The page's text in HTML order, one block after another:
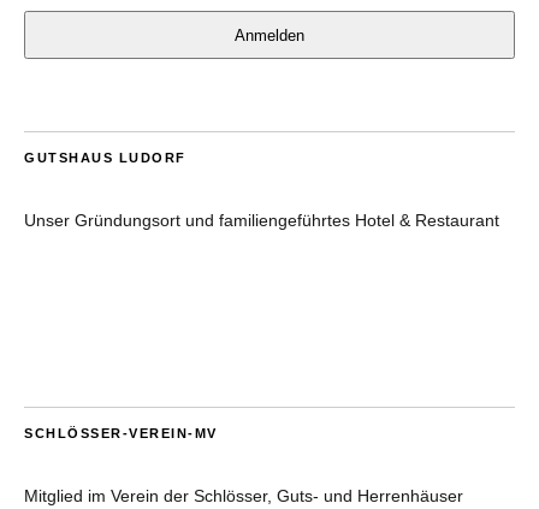
Anmelden
GUTSHAUS LUDORF
Unser Gründungsort und familiengeführtes Hotel & Restaurant
SCHLÖSSER-VEREIN-MV
Mitglied im Verein der Schlösser, Guts- und Herrenhäuser